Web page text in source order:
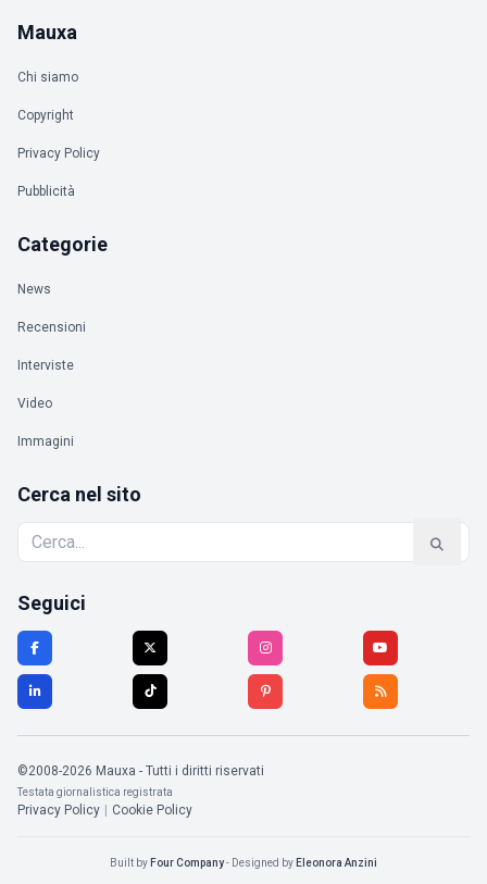
Mauxa
Chi siamo
Copyright
Privacy Policy
Pubblicità
Categorie
News
Recensioni
Interviste
Video
Immagini
Cerca nel sito
Seguici
©2008-2026 Mauxa - Tutti i diritti riservati
Testata giornalistica registrata
Privacy Policy | Cookie Policy
Built by Four Company- Designed by Eleonora Anzini